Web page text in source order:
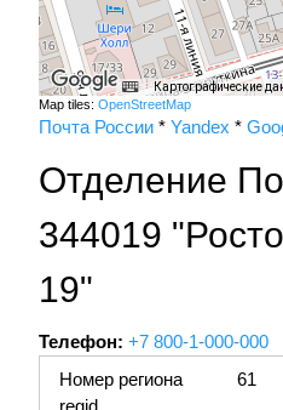
Картографические
Map tiles: OpenStreetMap
Почта России * Yandex *
Отделение
344019
19"
Телефон: +7 800-1-000-000
Номер региона
61